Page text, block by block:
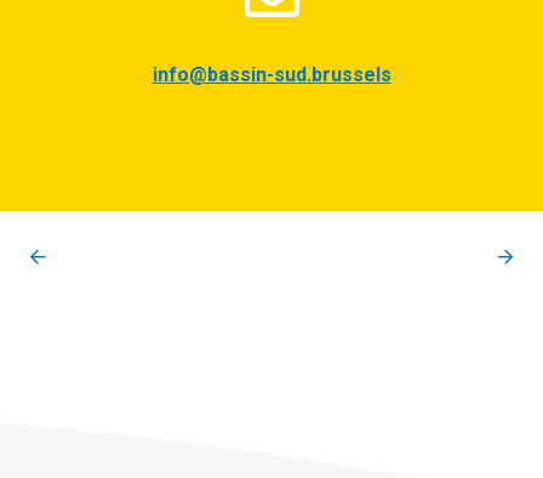
info@bassin-sud.brussels